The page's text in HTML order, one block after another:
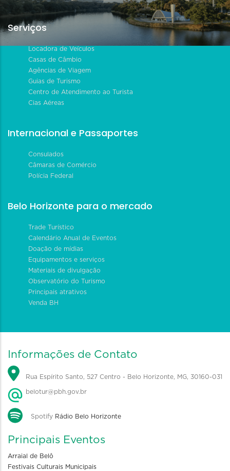
Serviços
Locadora de Veículos
Casas de Câmbio
Agências de Viagem
Guias de Turismo
Centro de Atendimento ao Turista
Cias Aéreas
Internacional e Passaportes
Consulados
Câmaras de Comércio
Polícia Federal
Belo Horizonte para o mercado
Trade Turístico
Calendário Anual de Eventos
Doação de mídias
Equipamentos e serviços
Materiais de divulgação
Observatório do Turismo
Principais atrativos
Venda BH
Informações de Contato
Rua Espírito Santo, 527 Centro - Belo Horizonte, MG, 30160-031
belotur@pbh.gov.br
Spotify Rádio Belo Horizonte
Principais Eventos
Arraial de Belô
Festivais Culturais Municipais